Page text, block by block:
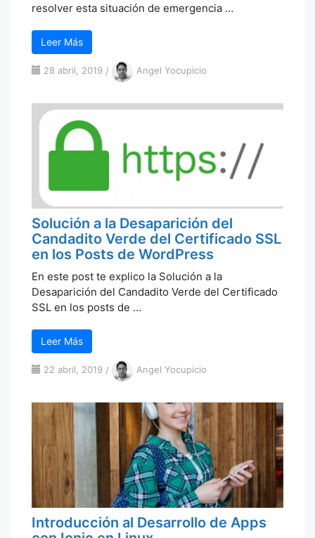
resolver esta situación de emergencia …
Leer Más
28 abril, 2019 / Angel Yocupicio
Solución a la Desaparición del
Candadito Verde del Certificado SSL
en los Posts de WordPress
En este post te explico la Solución a la
Desaparición del Candadito Verde del Certificado
SSL en los posts de …
Leer Más
22 abril, 2019 / Angel Yocupicio
Introducción al Desarrollo de Apps